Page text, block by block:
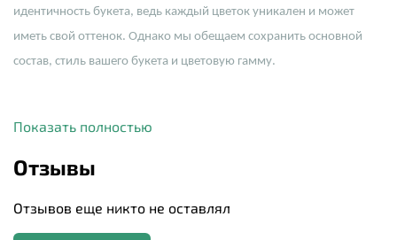
идентичность букета, ведь каждый цветок уникален и может
иметь свой оттенок. Однако мы обещаем сохранить основной
состав, стиль вашего букета и цветовую гамму.
Показать полностью
Отзывы
Отзывов еще никто не оставлял